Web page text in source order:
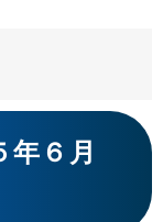
６月